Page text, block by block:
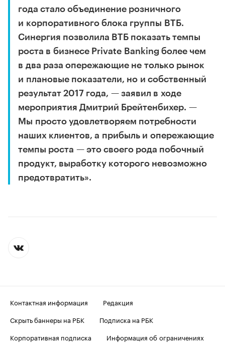
года стало объединение розничного
и корпоративного блока группы ВТБ.
Синергия позволила ВТБ показать темпы
роста в бизнесе Private Banking более чем
в два раза опережающие не только рынок
и плановые показатели, но и собственный
результат 2017 года, — заявил в ходе
мероприятия Дмитрий Брейтенбихер. —
Мы просто удовлетворяем потребности
наших клиентов, а прибыль и опережающие
темпы роста — это своего рода побочный
продукт, выработку которого невозможно
предотвратить».
Контактная информация
Редакция
Скрыть баннеры на РБК
Подписка на РБК
Корпоративная подписка
Информация об ограничениях